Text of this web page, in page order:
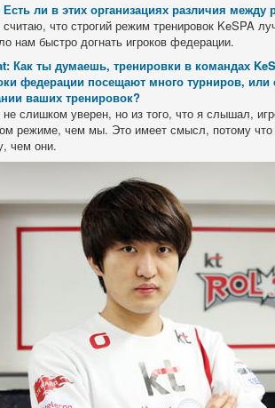
ли в этих организациях различия
что строгий режим тренировок KeSPA
нам быстро догнать игроков федерации.
Как ты думаешь, тренировки в командах
федерации посещают много турниров, или
ваших тренировок?
слишком уверен, но из того, что я слышал,
режиме, чем мы. Это имеет смысл, потому
чем они.